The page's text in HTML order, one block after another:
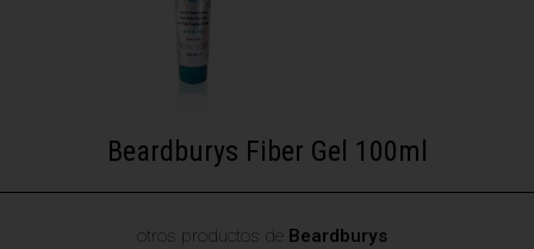
Beardburys Fiber Gel 100ml
otros productos de Beardburys